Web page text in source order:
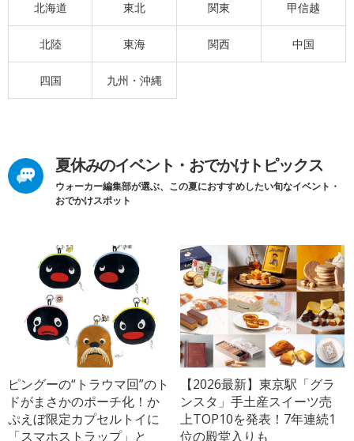
北海道 東北 関東 甲信越
北陸 東海 関西 中国
四国 九州・沖縄
夏休みのイベント・おでかけトピックス
ウォーカー編集部が選ぶ、この夏におすすめしたい旬なイベント・
おでかけスポット
ピングーの“トラウマ回”のト
ドがまさかのポーチ化！か
ぷえぼ限定カプセルトイに
「スマホストラップ」と
【2026最新】東京駅「グラ
ンスタ」手土産スイーツ売
上TOP10を発表！7年連続1
位の殿堂入りも